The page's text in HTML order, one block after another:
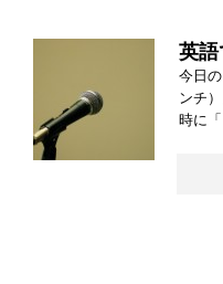
英
今日
ンチ
時に